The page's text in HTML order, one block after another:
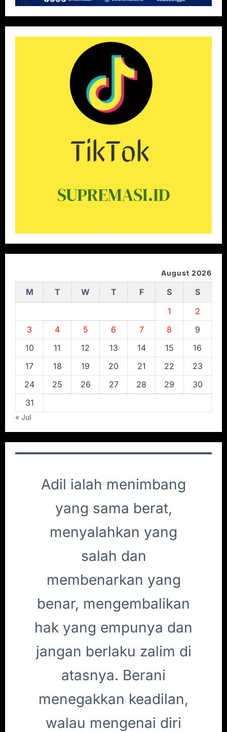
August 2026
M T W T F S
S
1
2
3
4 5 6 7 8
9
10
11 12 13 14 15
16
17
18 19 20 21 22
23
24
25 26 27 28 29
30
31
« Jul
Adil ialah menimbang
yang sama berat,
menyalahkan yang
salah dan
membenarkan yang
benar, mengembalikan
hak yang empunya dan
jangan berlaku zalim di
atasnya. Berani
menegakkan keadilan,
walau mengenai diri